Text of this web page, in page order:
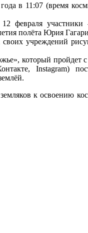
в 11:07 (время
февраля
полёта Юрия
учреждений
который пройдет
Instagram)
к освоению